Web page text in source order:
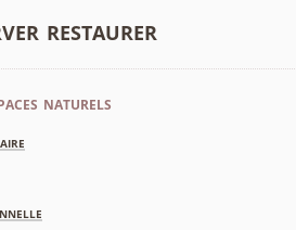
restaurer
naturels